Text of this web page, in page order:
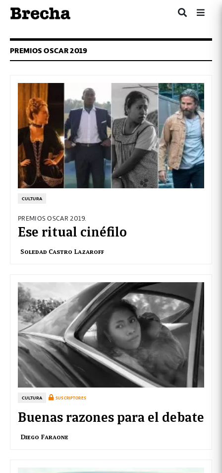
PREMIOS OSCAR 2019
CULTURA
PREMIOS OSCAR 2019.
Ese ritual cinéfilo
Soledad Castro Lazaroff
CULTURA SUSCRIPTORES
Buenas razones para el debate
Diego Faraone